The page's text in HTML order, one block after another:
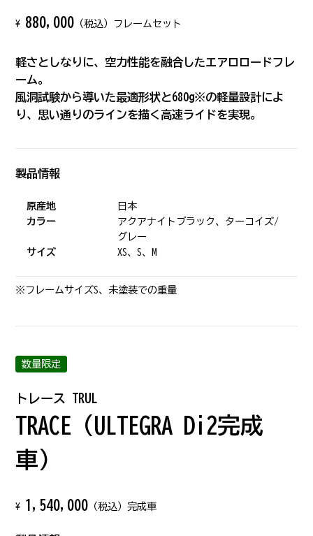
¥ 880,000 （税込）フレームセット
軽さとしなりに、空力性能を融合したエアロロードフレ
ーム。
風洞試験から導いた最適形状と680g※の軽量設計によ
り、思い通りのラインを描く高速ライドを実現。
製品情報
原産地
日本
カラー
アクアナイトブラック、ターコイズ/
グレー
サイズ
XS、S、M
※フレームサイズS、未塗装での重量
数量限定
トレース TRUL
TRACE（ULTEGRA Di2完成
車）
¥ 1,540,000 （税込）完成車